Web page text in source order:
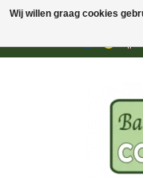
Wij willen graag cookies